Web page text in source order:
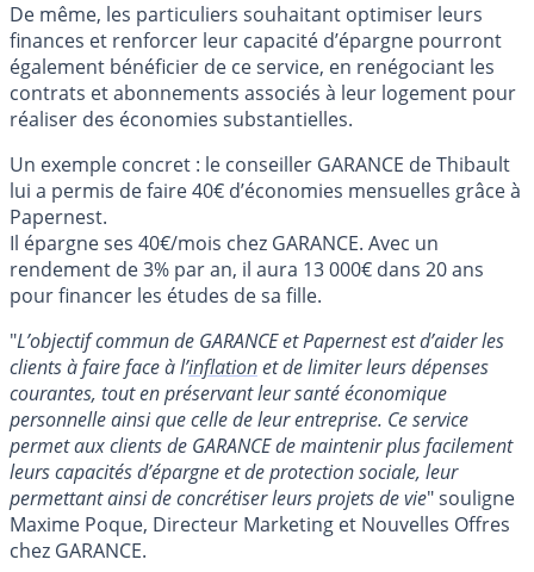
De même, les particuliers souhaitant optimiser leurs
finances et renforcer leur capacité d’épargne pourront
également bénéficier de ce service, en renégociant les
contrats et abonnements associés à leur logement pour
réaliser des économies substantielles.
Un exemple concret : le conseiller GARANCE de Thibault
lui a permis de faire 40€ d’économies mensuelles grâce à
Papernest.
Il épargne ses 40€/mois chez GARANCE. Avec un
rendement de 3% par an, il aura 13 000€ dans 20 ans
pour financer les études de sa fille.
"L’objectif commun de GARANCE et Papernest est d’aider les
clients à faire face à l’inflationet de limiter leurs dépenses
courantes, tout en préservant leur santé économique
personnelle ainsi que celle de leur entreprise. Ce service
permet aux clients de GARANCE de maintenir plus facilement
leurs capacités d’épargne et de protection sociale, leur
permettant ainsi de concrétiser leurs projets de vie" souligne
Maxime Poque, Directeur Marketing et Nouvelles Offres
chez GARANCE.